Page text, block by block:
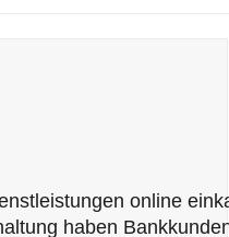
online
haben